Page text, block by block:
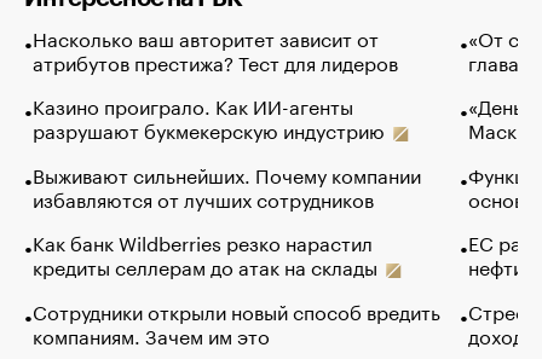
Насколько ваш авторитет зависит от
атрибутов престижа? Тест для лидеров
Казино проиграло. Как ИИ-агенты
разрушают букмекерскую индустрию
Выживают сильнейших. Почему компании
избавляются от лучших сотрудников
Как банк Wildberries резко нарастил
кредиты селлерам до атак на склады
Сотрудники открыли новый способ вредить
компаниям. Зачем им это
«От
глава
Маск в
основ
ЕС
нефти